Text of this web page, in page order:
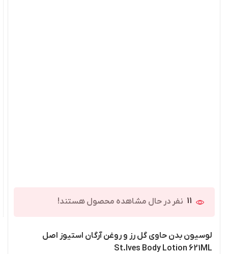
11 نفر در حال مشاهده محصول هستند!
لوسیون بدن حاوی گل رز و روغن آرگان استیوز اصل
St.Ives Body Lotion 621ML